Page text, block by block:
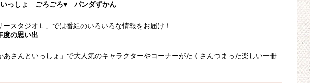
いっしょ ごろごろ♥ パンダずかん
ースタジオＬ」では番組のいろいろな情報をお届け！
度の思い出
あさんといっしょ」で大人気のキャラクターやコーナーがたくさんつまった楽しい一冊